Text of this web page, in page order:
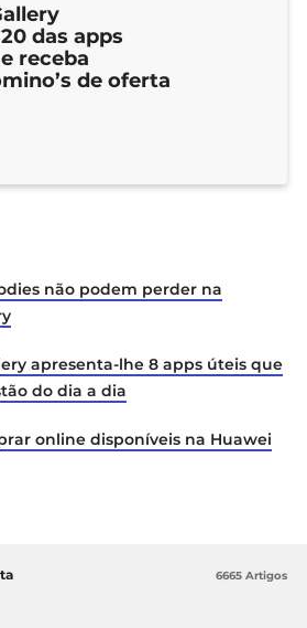
das apps
receba
de oferta
não podem perder na
apresenta-lhe 8 apps úteis que
do dia a dia
online disponíveis na Huawei
6665 Artigos